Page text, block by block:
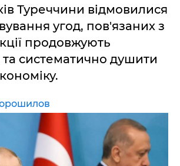
Туреччини відмовилися
угод, пов'язаних з
продовжують
та систематично душити